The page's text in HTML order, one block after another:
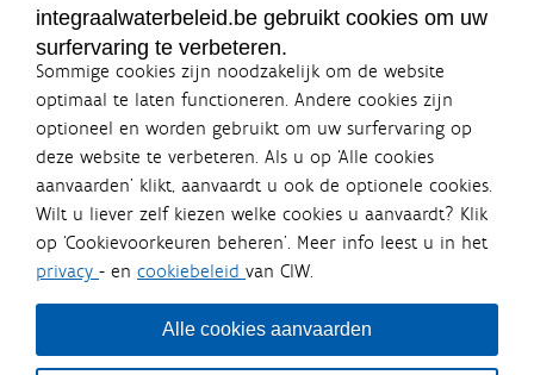
LOGIN VEREIST
integraalwaterbeleid.be gebruikt cookies om uw
surfervaring te verbeteren.
Sommige cookies zijn noodzakelijk om de website
optimaal te laten functioneren. Andere cookies zijn
optioneel en worden gebruikt om uw surfervaring op
deze website te verbeteren. Als u op ‘Alle cookies
aanvaarden’ klikt, aanvaardt u ook de optionele cookies.
Wilt u liever zelf kiezen welke cookies u aanvaardt? Klik
op ‘Cookievoorkeuren beheren’. Meer info leest u in het
privacy - en cookiebeleid van CIW.
Alle cookies aanvaarden
Integraalwaterbeleid.be is een
officiële website van de Vlaamse
overheid
uitgegeven door Coördinatiecommissie Integraal
Waterbeleid
De Coördinatiecommissie Integraal Waterbeleid (CIW) is een
bestuursniveaus die bij het waterbeleid betrokken zijn. Ook
waterbedrijven nemen deel aan het overleg. Deze
samenwerking zorgt voor een gecoördineerde en